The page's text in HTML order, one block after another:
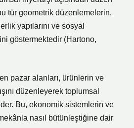
tür geometrik düzenlemelerin,
yapılarını ve sosyal
göstermektedir (Hartono,
pazar alanları, ürünlerin ve
düzenleyerek toplumsal
Bu, ekonomik sistemlerin ve
nasıl bütünleştiğine dair